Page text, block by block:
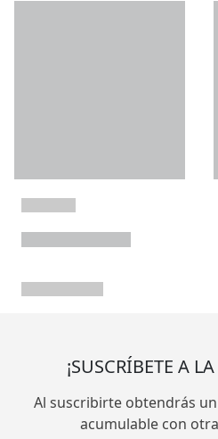
¡SUSCRÍBETE A
Al suscribirte obtendrás
acumulable con